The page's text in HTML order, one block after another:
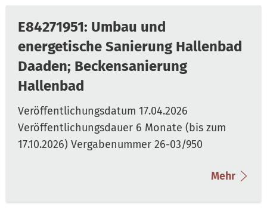
E84271951: Umbau und
energetische Sanierung Hallenbad
Daaden; Beckensanierung
Hallenbad
Mehr